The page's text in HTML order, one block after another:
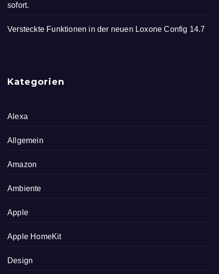
sofort.
Versteckte Funktionen in der neuen Loxone Config 14.7
Kategorien
Alexa
Allgemein
Amazon
Ambiente
Apple
Apple HomeKit
Design